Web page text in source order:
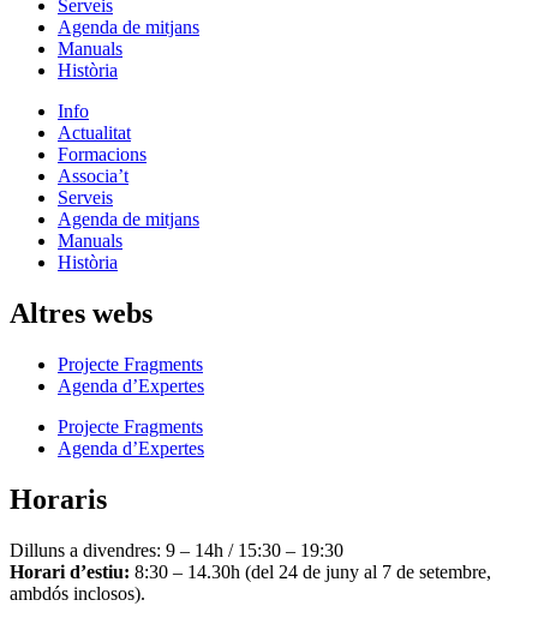
Serveis
Agenda de mitjans
Manuals
Història
Info
Actualitat
Formacions
Associa’t
Serveis
Agenda de mitjans
Manuals
Història
Altres webs
Projecte Fragments
Agenda d’Expertes
Projecte Fragments
Agenda d’Expertes
Horaris
Dilluns a divendres: 9 – 14h / 15:30 – 19:30
Horari d’estiu: 8:30 – 14.30h (del 24 de juny al 7 de setembre,
ambdós inclosos).